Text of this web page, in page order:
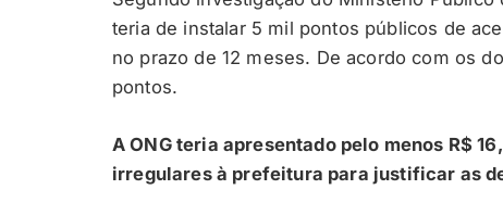
teria de instalar 5 mil pontos públicos de
no prazo de 12 meses. De acordo com os
pontos.
A ONG teria apresentado pelo menos R$
irregulares à prefeitura para justificar as